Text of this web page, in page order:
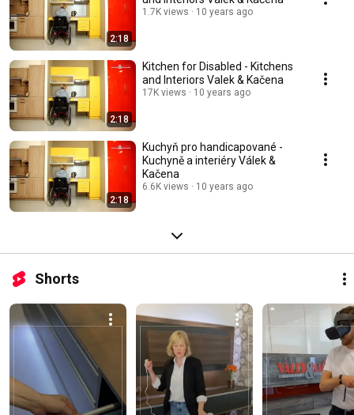
2:18
1.7K views 10 years ago
2:18
Kitchen for Disabled - Kitchens
and Interiors Valek & Kačena
17K views 10 years ago
2:18
Kuchyň pro handicapované -
Kuchyně a interiéry Válek &
Kačena
6.6K views 10 years ago
Shorts